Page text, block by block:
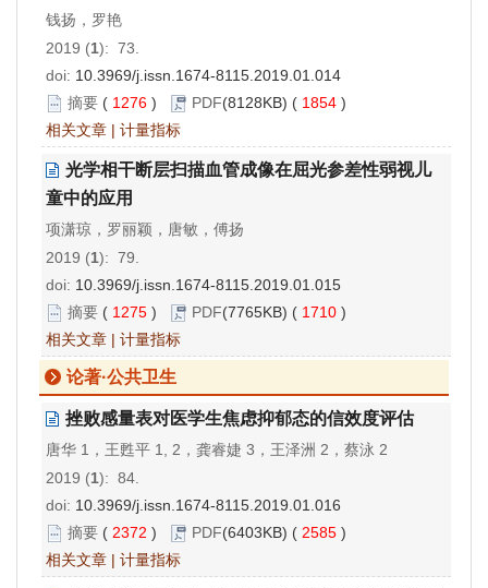
钱扬，罗艳
2019 (1): 73.
doi: 10.3969/j.issn.1674-8115.2019.01.014
摘要 ( 1276 ) PDF(8128KB) ( 1854 )
相关文章 | 计量指标
光学相干断层扫描血管成像在屈光参差性弱视儿
童中的应用
项潇琼，罗丽颖，唐敏，傅扬
2019 (1): 79.
doi: 10.3969/j.issn.1674-8115.2019.01.015
摘要 ( 1275 ) PDF(7765KB) ( 1710 )
相关文章 | 计量指标
论著·公共卫生
挫败感量表对医学生焦虑抑郁态的信效度评估
唐华 1，王甦平 1, 2，龚睿婕 3，王泽洲 2，蔡泳 2
2019 (1): 84.
doi: 10.3969/j.issn.1674-8115.2019.01.016
摘要 ( 2372 ) PDF(6403KB) ( 2585 )
相关文章 | 计量指标